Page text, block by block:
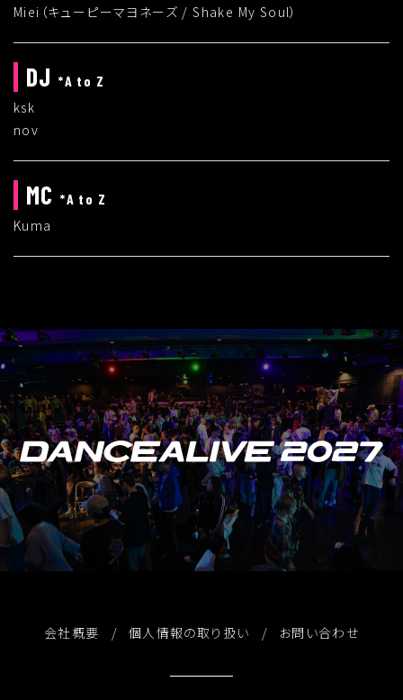
Miei（キューピーマヨネーズ / Shake My Soul）
DJ*A to Z
ksk
nov
MC*A to Z
Kuma
会社概要 個人情報の取り扱い お問い合わせ